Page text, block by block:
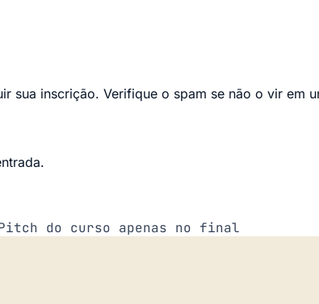
sua inscrição. Verifique o spam se não o vir em
Pitch do curso apenas no final